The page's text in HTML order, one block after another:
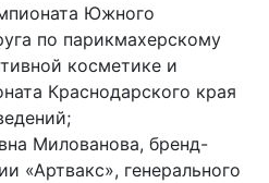
Южного
по парикмахерскому
косметике и
Краснодарского края
Милованова, бренд-
«Артвакс», генерального